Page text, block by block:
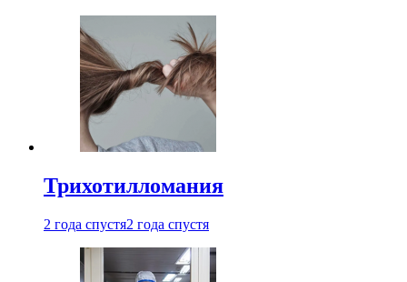
Трихотилломания
2 года спустя2 года спустя